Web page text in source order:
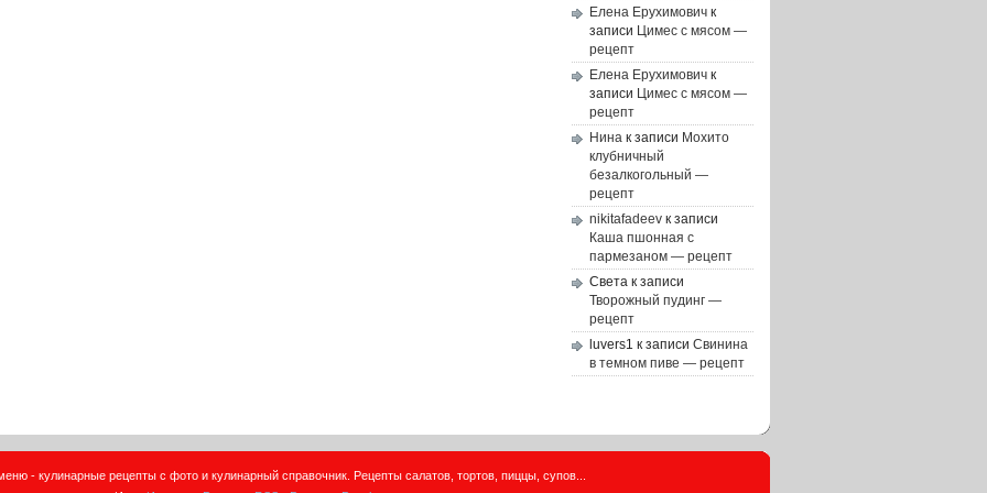
Елена Ерухимович к
записи Цимес с мясом —
рецепт
Елена Ерухимович к
записи Цимес с мясом —
рецепт
Нина к записи Мохито
клубничный
безалкогольный —
рецепт
nikitafadeev к записи
Каша пшонная с
пармезаном — рецепт
Света к записи
Творожный пудинг —
рецепт
luvers1 к записи Свинина
в темном пиве — рецепт
- кулинарные рецепты с фото и кулинарный справочник. Рецепты салатов, тортов, пиццы, супов...